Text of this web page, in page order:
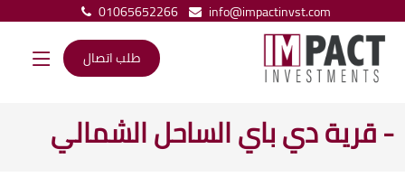
01065652266
info@impactinvst.com
طلب اتصال
- قرية دي باي الساحل الشمالي